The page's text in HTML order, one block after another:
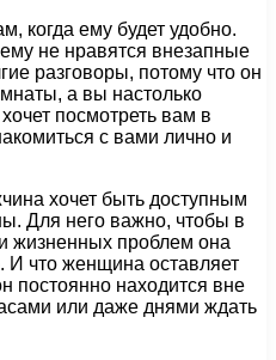
когда ему будет удобно.
не нравятся внезапные
разговоры, потому что он
а вы настолько
посмотреть вам в
с вами лично и
хочет быть доступным
Для него важно, чтобы в
жизненных проблем она
И что женщина оставляет
постоянно находится вне
или даже днями ждать